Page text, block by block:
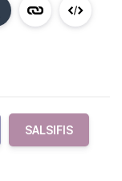
SALSIFIS